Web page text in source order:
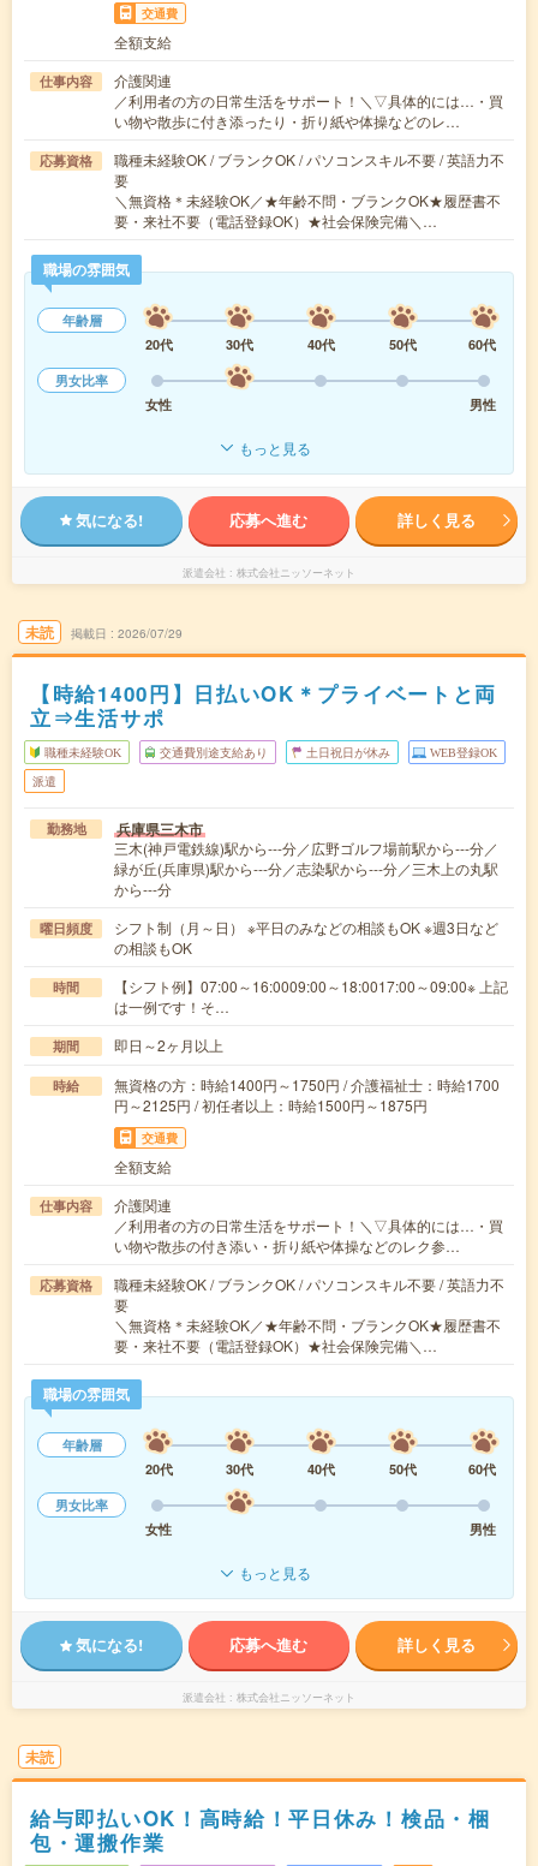
交通費
全額支給
仕事内容
介護関連
／利用者の方の日常生活をサポート！＼▽具体的には…・買
い物や散歩に付き添ったり・折り紙や体操などのレ…
応募資格
職種未経験OK / ブランクOK / パソコンスキル不要 / 英語力不
要
＼無資格＊未経験OK／★年齢不問・ブランクOK★履歴書不
要・来社不要（電話登録OK）★社会保険完備＼…
職場の雰囲気
年齢層
20代
30代 40代 50代
60代
男女比率
女性
男性
もっと見る
気になる! 応募へ進む 詳しく見る
派遣会社 株式会社ニッソーネット
未読 掲載日 2026/07/29
【時給1400円】日払いOK＊プライベートと両
立⇒生活サポ
職種未経験OK 交通費別途支給あり 土日祝日が休み WEB登録OK
派遣
勤務地 兵庫県三木市
三木(神戸電鉄線)駅から---分／広野ゴルフ場前駅から---分／
緑が丘(兵庫県)駅から---分／志染駅から---分／三木上の丸駅
から---分
曜日頻度
シフト制（月～日） ※平日のみなどの相談もOK ※週3日など
の相談もOK
時間
【シフト例】07:00～16:0009:00～18:0017:00～09:00※ 上記
は一例です！そ…
期間 即日～2ヶ月以上
時給
無資格の方：時給1400円～1750円 / 介護福祉士：時給1700
円～2125円 / 初任者以上：時給1500円～1875円
交通費
全額支給
仕事内容
介護関連
／利用者の方の日常生活をサポート！＼▽具体的には…・買
い物や散歩の付き添い・折り紙や体操などのレク参…
応募資格
職種未経験OK / ブランクOK / パソコンスキル不要 / 英語力不
要
＼無資格＊未経験OK／★年齢不問・ブランクOK★履歴書不
要・来社不要（電話登録OK）★社会保険完備＼…
職場の雰囲気
年齢層
20代
30代 40代 50代
60代
男女比率
女性
男性
もっと見る
気になる! 応募へ進む 詳しく見る
派遣会社 株式会社ニッソーネット
未読
給与即払いOK！高時給！平日休み！検品・梱
包・運搬作業